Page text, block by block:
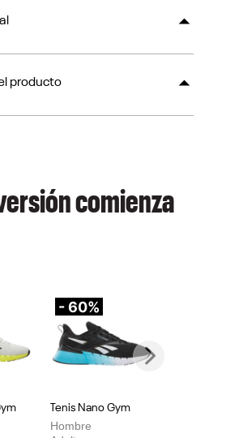
producto
comienza
- 60%
Tenis Nano Gym
Hombre